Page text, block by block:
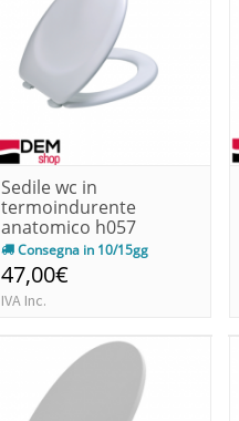
Sedile wc in
termoindurente
anatomico h057
Consegna in 10/15gg
47,00€
IVA Inc.